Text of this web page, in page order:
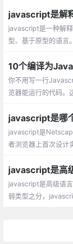
序。无论对于何种计
程思想都是一样的
javascript是解
javascript是一种解
型、基于原型的语
10个编译为
你不用写一行
览器能运行的代码。
javascript是哪
javascript是
者浏览器上首次设计
实际上它的语法风格
javascript是高
javascript是高级语
弱类型之分，